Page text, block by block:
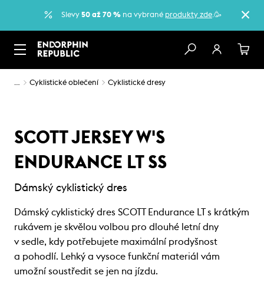
Slevy 50 až 70 % na vybrané produkty zde.🥳
… Cyklistické oblečení Cyklistické dresy
SCOTT JERSEY W'S
ENDURANCE LT SS
Dámský cyklistický dres
Dámský cyklistický dres SCOTT Endurance LT s krátkým
rukávem je skvělou volbou pro dlouhé letní dny
v sedle, kdy potřebujete maximální prodyšnost
a pohodlí. Lehký a vysoce funkční materiál vám
umožní soustředit se jen na jízdu.